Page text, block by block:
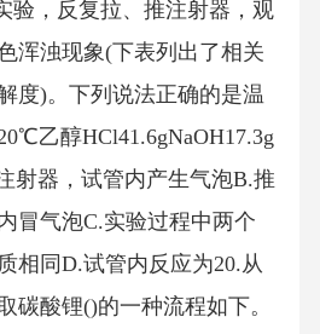
验，反复拉、推注射器，观
浑浊现象(下表列出了相关
度)。下列说法正确的是温
乙醇HCl41.6gNaOH17.3g
射器，试管内产生气泡B.推
冒气泡C.实验过程中两个
相同D.试管内反应为20.从
碳酸锂()的一种流程如下。